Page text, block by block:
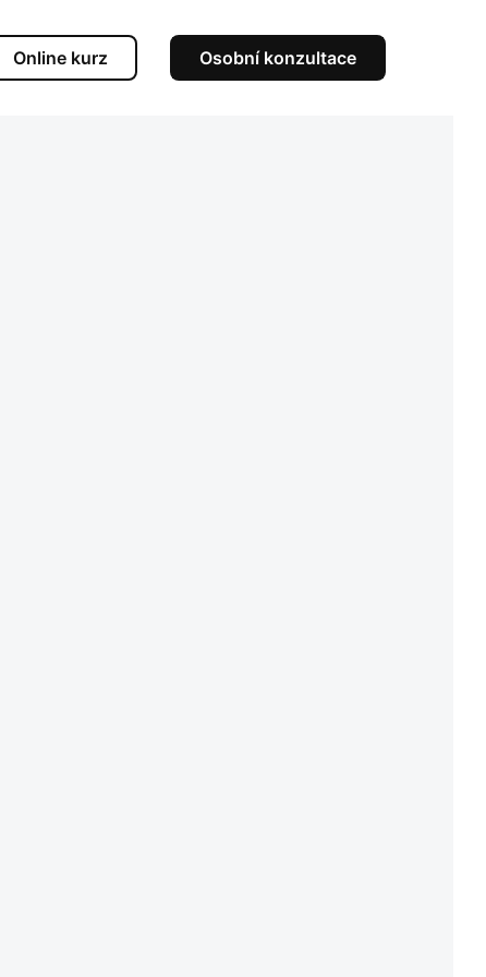
Online kurz Osobní konzultace